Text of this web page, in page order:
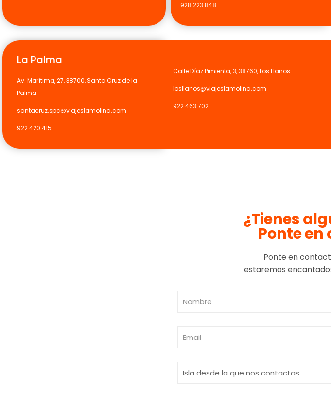
928 223 848
La Palma
Av. Marítima, 27, 38700, Santa Cruz de la
Palma
santacruz.spc@viajeslamolina.com
922 420 415
Calle Díaz Pimienta, 3, 38760, Los Llanos
losllanos@viajeslamolina.com
922 463 702
¿Tienes
Ponte
Ponte en
estaremos